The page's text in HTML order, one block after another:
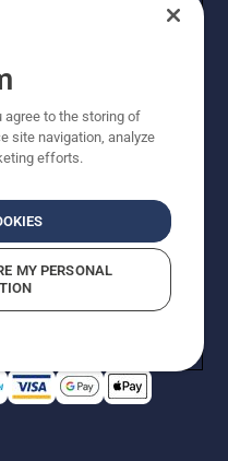
oikeudet pidätetään.
Varaamme oikeudet
Sivusto
ajantasaisena ja
tuotetta voi ostaa
Tiedot
ilmoittaminen
agree to the storing of
site navigation, analyze
efforts.
MY PERSONAL